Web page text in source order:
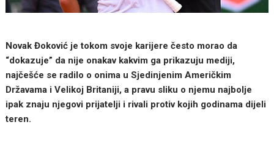
Novak Đoković je tokom svoje karijere često morao da
“dokazuje” da nije onakav kakvim ga prikazuju mediji,
najčešće se radilo o onima u Sjedinjenim Američkim
Državama i Velikoj Britaniji, a pravu sliku o njemu najbolje
ipak znaju njegovi prijatelji i rivali protiv kojih godinama dijeli
teren.